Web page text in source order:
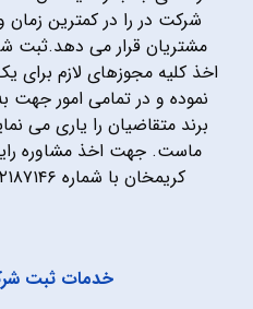
شرکت در را در کمترین زمان
مشتریان قرار می دهد.ثبت
اخذ کلیه مجوزهای لازم
نموده و در تمامی امور
برند متقاضیان را یاری
ماست. جهت اخذ مشاوره
کریمخان با شماره ۰۲۱۸۷۱۴۶ تماس حاصل فرمایید.
خدمات ثبت